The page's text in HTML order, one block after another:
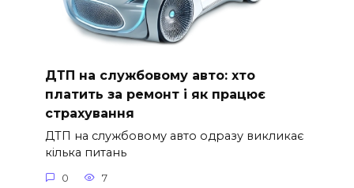
ДТП на службовому авто: хто
платить за ремонт і як працює
страхування
ДТП на службовому авто одразу викликає
кілька питань
0 7